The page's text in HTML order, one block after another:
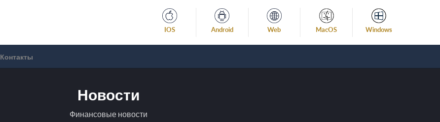
IOS Android Web MacOS Windows
Контакты
Новости
Финансовые новости